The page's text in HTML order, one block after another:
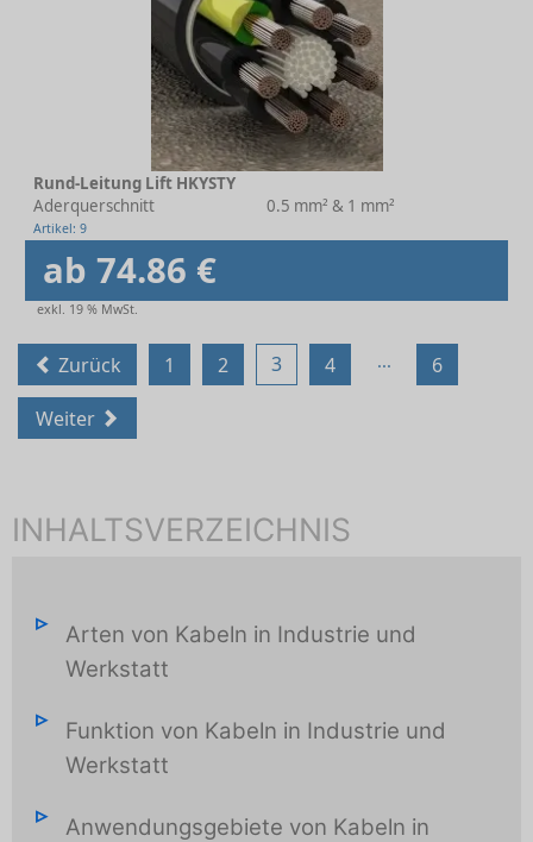
Rund-Leitung Lift HKYSTY
Aderquerschnitt
0.5 mm² & 1 mm²
Artikel: 9
ab 74.86 €
exkl. 19 % MwSt.
Zurück 1 2 3 4 ... 6
Weiter
INHALTSVERZEICHNIS
Arten von Kabeln in Industrie und
Werkstatt
Funktion von Kabeln in Industrie und
Werkstatt
Anwendungsgebiete von Kabeln in